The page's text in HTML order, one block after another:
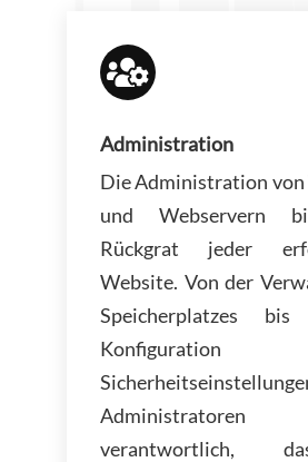

Administration
Die Administration von
und Webservern
Rückgrat jeder
Website. Von der
Speicherplatzes
verantwortlich,